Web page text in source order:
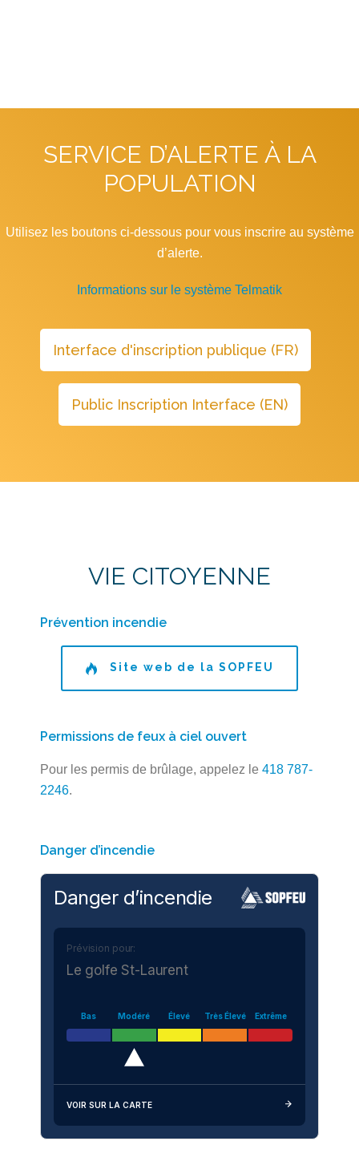
SERVICE D’ALERTE À LA
POPULATION
Utilisez les boutons ci-dessous pour vous inscrire au système
d’alerte.
Informations sur le système Telmatik
VIE CITOYENNE
Prévention incendie
Site web de la SOPFEU
Permissions de feux à ciel ouvert
Pour les permis de brûlage, appelez le 418 787-
2246.
Danger d’incendie
Danger d’incendie
Prévision pour:
Le golfe St-Laurent
Bas Modéré Élevé Très Élevé Extrême
VOIR SUR LA CARTE